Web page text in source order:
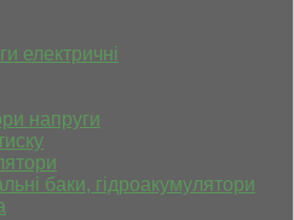
електричні
напруги
баки, гідроакумулятори